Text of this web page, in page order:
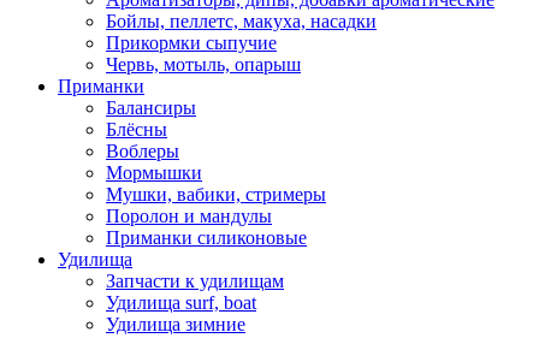
Бойлы, пеллетс, макуха, насадки
Прикормки сыпучие
Червь, мотыль, опарыш
Приманки
Балансиры
Блёсны
Воблеры
Мормышки
Мушки, вабики, стримеры
Поролон и мандулы
Приманки силиконовые
Удилища
Запчасти к удилищам
Удилища surf, boat
Удилища зимние